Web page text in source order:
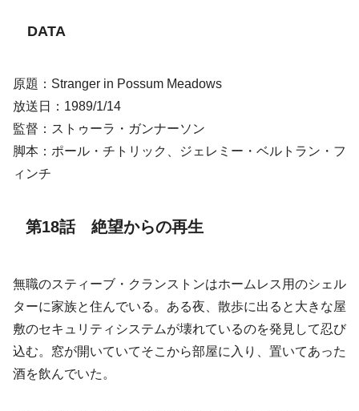
DATA
原題：Stranger in Possum Meadows
放送日：1989/1/14
監督：ストゥーラ・ガンナーソン
脚本：ポール・チトリック、ジェレミー・ベルトラン・フ
ィンチ
第18話 絶望からの再生
無職のスティーブ・クランストンはホームレス用のシェル
ターに家族と住んでいる。ある夜、散歩に出ると大きな屋
敷のセキュリティシステムが壊れているのを発見して忍び
込む。窓が開いていてそこから部屋に入り、置いてあった
酒を飲んでいた。